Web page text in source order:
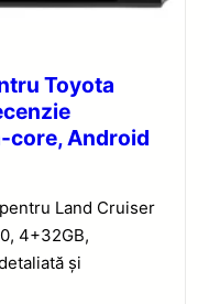
Toyota
core, Android
Land Cruiser
4+32GB,
și